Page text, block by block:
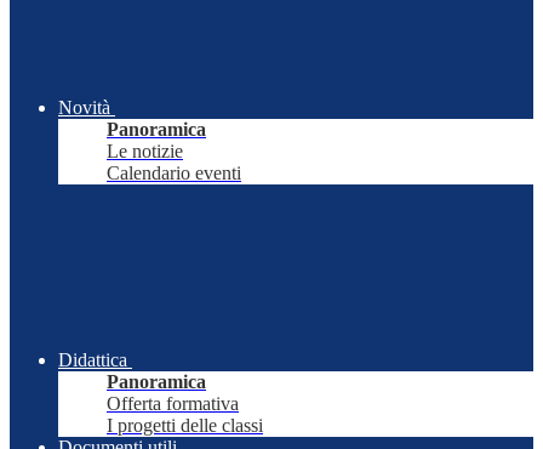
Novità
Panoramica
Le notizie
Calendario eventi
Didattica
Panoramica
Offerta formativa
I progetti delle classi